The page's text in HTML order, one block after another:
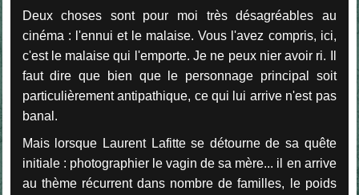
Deux choses sont pour moi très désagréables au
cinéma : l'ennui et le malaise. Vous l'avez compris, ici,
c'est le malaise qui l'emporte. Je ne peux nier avoir ri. Il
faut dire que bien que le personnage principal soit
particulièrement antipathique, ce qui lui arrive n'est pas
banal.
Mais lorsque Laurent Lafitte se détourne de sa quête
initiale : photographier le vagin de sa mère... il en arrive
au thème récurrent dans nombre de familles, le poids